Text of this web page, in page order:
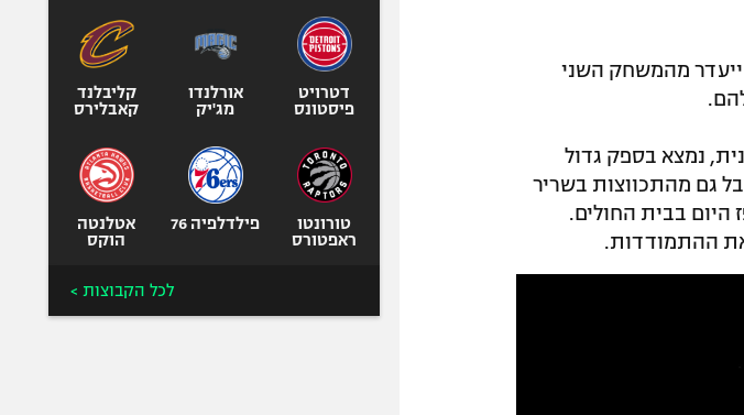
ייעדר מהמשחק השני
נמצא בספק גדול
גם מהתכווצות בשריר
בבית החולים.
ההתמודדות.
דטרויט
פיסטונס
אורלנדו
מג'יק
קליבלנד
קאבלירס
טורונטו
ראפטורס
פילדלפיה 76
אטלנטה
הוקס
לכל הקבוצות >